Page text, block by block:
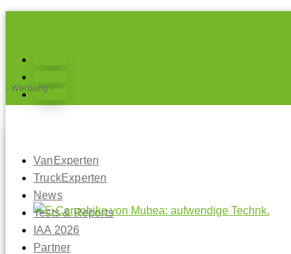
Folgen
VanExperten
TruckExperten
News
Tests & Reports
IAA 2026
Partner
- Werbung -